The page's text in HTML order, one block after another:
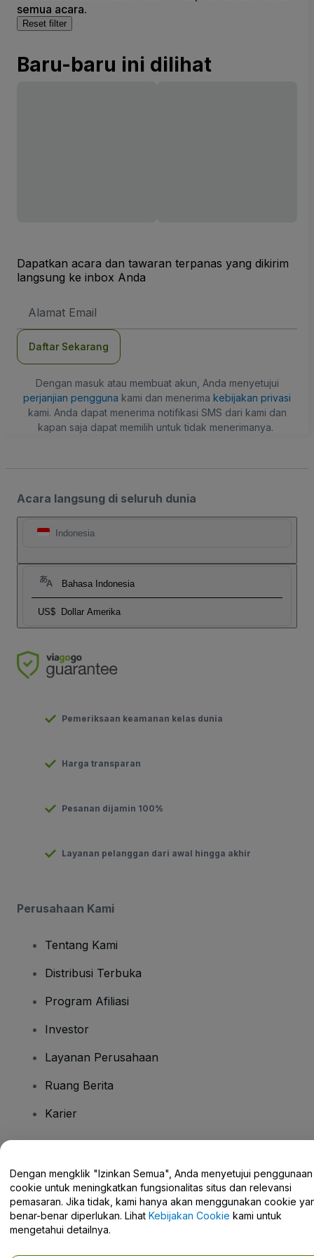
semua acara.
Reset filter
Baru-baru ini dilihat
Dapatkan acara dan tawaran terpanas yang dikirim
langsung ke inbox Anda
Email
Daftar Sekarang
Dengan masuk atau membuat akun, Anda menyetujui
perjanjian pengguna kami dan menerima kebijakan privasi
kami. Anda dapat menerima notifikasi SMS dari kami dan
kapan saja dapat memilih untuk tidak menerimanya.
Acara langsung di seluruh dunia
Indonesia
Bahasa Indonesia
US$ Dollar Amerika
Pemeriksaan keamanan kelas dunia
Harga transparan
Pesanan dijamin 100%
Layanan pelanggan dari awal hingga akhir
Perusahaan Kami
Tentang Kami
Distribusi Terbuka
Program Afiliasi
Investor
Layanan Perusahaan
Ruang Berita
Karier
Pusat Bantuan / Hubungi Kami
Dengan mengklik "Izinkan Semua", Anda menyetujui penggunaan
cookie untuk meningkatkan fungsionalitas situs dan relevansi
pemasaran. Jika tidak, kami hanya akan menggunakan cookie
benar-benar diperlukan. Lihat Kebijakan Cookie kami untuk
mengetahui detailnya.